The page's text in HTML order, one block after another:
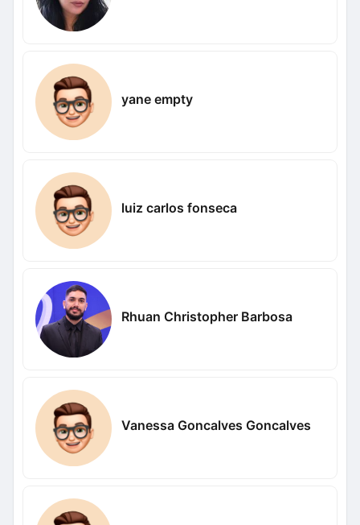
yane empty
luiz carlos fonseca
Rhuan Christopher Barbosa
Vanessa Goncalves Goncalves